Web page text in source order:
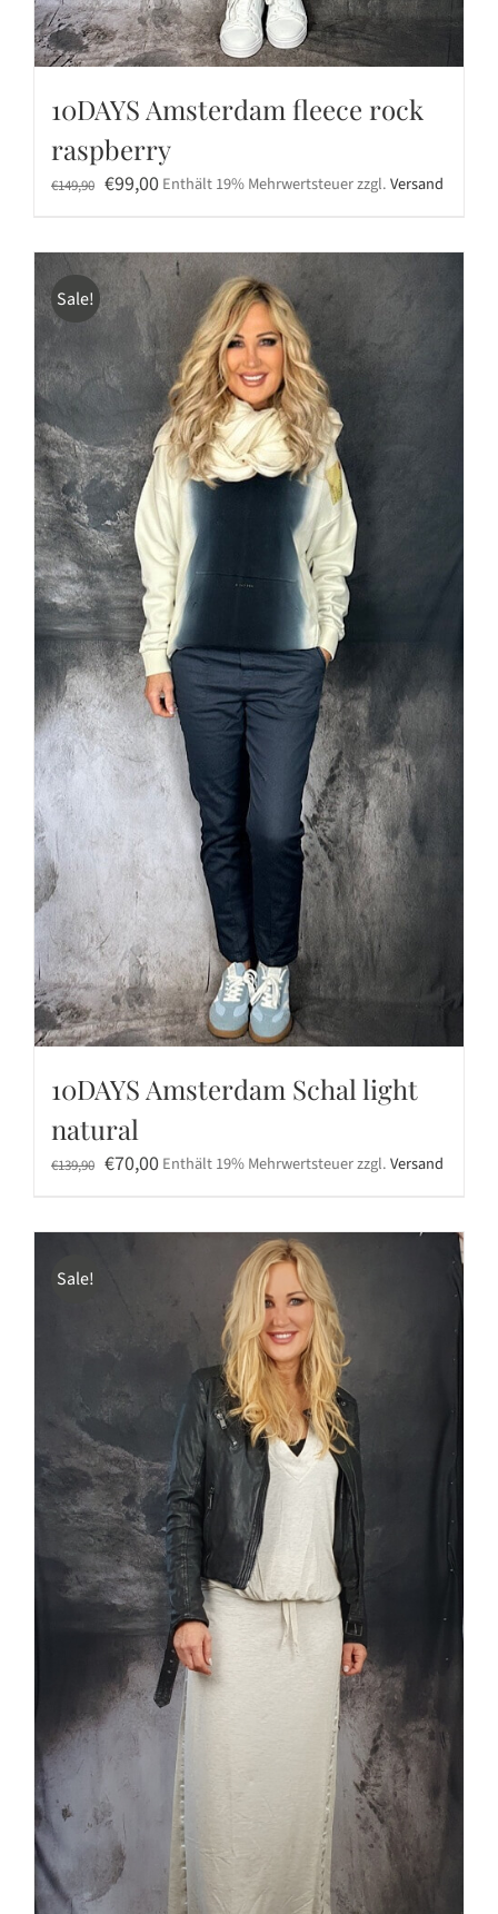
10DAYS Amsterdam fleece rock
raspberry
€149,90 Ursprünglicher
€149,90
€99,00Aktueller
€99,00.
Enthält 19% Mehrwertsteuerzzgl.Versand
Sale!
10DAYS Amsterdam Schal light
natural
€139,90 Ursprünglicher
€70,00Aktueller
Enthält 19% Mehrwertsteuerzzgl.Versand
Sale!